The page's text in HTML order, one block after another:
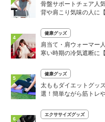
骨盤サポートチェア人
背や肩こり気味の人に
4
健康グッズ
肩当て・肩ウォーマー
寒い時期の冷気遮断に
5
健康グッズ
太ももダイエットグッ
選！簡単ながら筋トレ
6
エクササイズグッズ